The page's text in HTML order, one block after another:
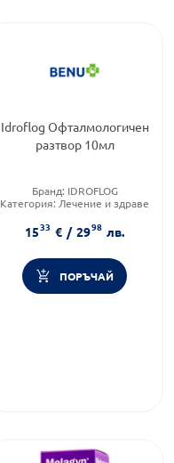
Idroflog Офталмологичен
разтвор 10мл
Бранд: IDROFLOG
Категория: Лечение и здраве
1533 € / 2998 лв.
ПОРЪЧАЙ